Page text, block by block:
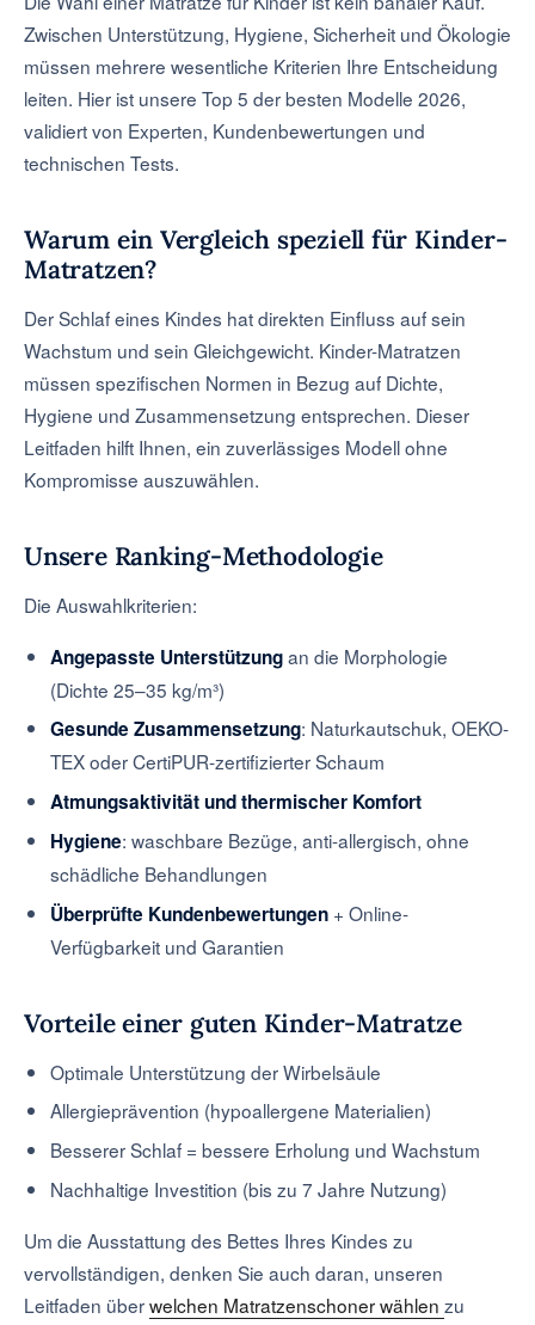
Zwischen Unterstützung, Hygiene, Sicherheit und Ökologie
müssen mehrere wesentliche Kriterien Ihre Entscheidung
leiten. Hier ist unsere Top 5 der besten Modelle 2026,
validiert von Experten, Kundenbewertungen und
technischen Tests.
Warum ein Vergleich speziell für Kinder-
Matratzen?
Der Schlaf eines Kindes hat direkten Einfluss auf sein
Wachstum und sein Gleichgewicht. Kinder-Matratzen
müssen spezifischen Normen in Bezug auf Dichte,
Hygiene und Zusammensetzung entsprechen. Dieser
Leitfaden hilft Ihnen, ein zuverlässiges Modell ohne
Kompromisse auszuwählen.
Unsere Ranking-Methodologie
Die Auswahlkriterien:
Angepasste Unterstützungan die Morphologie
(Dichte 25–35 kg/m³)
Gesunde Zusammensetzung: Naturkautschuk, OEKO-
TEX oder CertiPUR-zertifizierter Schaum
Atmungsaktivität und thermischer Komfort
Hygiene: waschbare Bezüge, anti-allergisch, ohne
schädliche Behandlungen
Überprüfte Kundenbewertungen + Online-
Verfügbarkeit und Garantien
Vorteile einer guten Kinder-Matratze
Optimale Unterstützung der Wirbelsäule
Allergieprävention (hypoallergene Materialien)
Besserer Schlaf = bessere Erholung und Wachstum
Nachhaltige Investition (bis zu 7 Jahre Nutzung)
Um die Ausstattung des Bettes Ihres Kindes zu
vervollständigen, denken Sie auch daran, unseren
Leitfaden überwelchen Matratzenschoner wählen zu